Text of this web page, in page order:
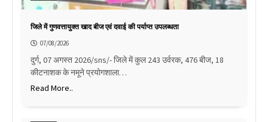
जिले में गुणवत्तायुक्त खाद बीज एवं दवाई की पर्याप्त उपलब्धता
07/08/2026
दुर्ग, 07 अगस्त 2026/sns/- जिले में कुल 243 उर्वरक, 476 बीज, 18
कीटनाशक के नमूने प्रयोगशाला…
Read More..